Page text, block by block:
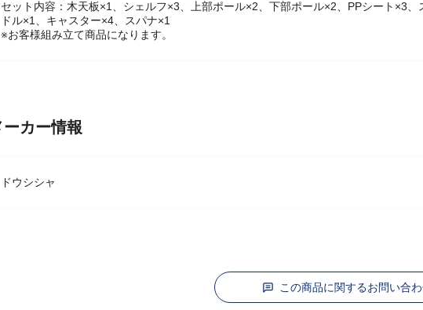
[キャスター]：ナイロン
セット内容：木天板×1、シェルフ×3、上部ポール×2、下部ポール×2、PPシート×3
ドル×1、キャスター×4、スパナ×1
この商品に関するお問い合